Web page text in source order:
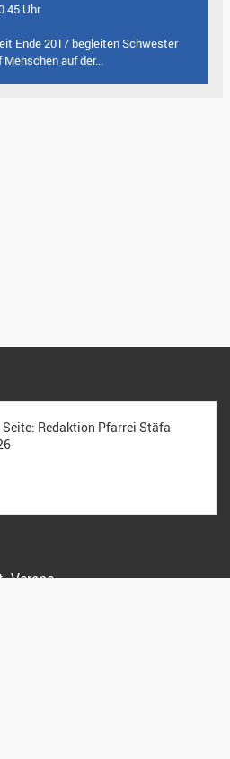
Uhr
Ende 2017 begleiten Schwester
Menschen auf der...
Verena
Redaktion Pfarrei Stäfa